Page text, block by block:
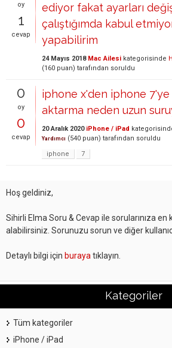
oy
1
cevap
ediyor fakat ayarları
çalıştığımda kabul
yapabilirim
24 Mayıs 2018 Mac Ailesi kategorisinde
(160 puan) tarafından soruldu
0
oy
0
cevap
iphone x'den iphone 7'ye
aktarma neden uzun
20 Aralık 2020 iPhone / iPad
Yardımcı (540 puan) tarafından soruldu
iphone
7
Hoş geldiniz,
Sihirli Elma Soru & Cevap ile sorularınıza en
alabilirsiniz. Sorunuzu sorun ve diğer
Detaylı bilgi için buraya tıklayın.
Kategoriler
Tüm kategoriler
iPhone / iPad